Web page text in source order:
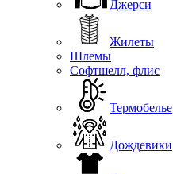
Джерси
Жилеты
Шлемы
Софтшелл, флис
Термобелье
Дождевики